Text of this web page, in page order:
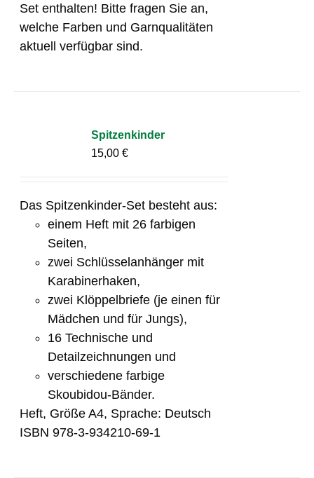
Set enthalten! Bitte fragen Sie an,
welche Farben und Garnqualitäten
aktuell verfügbar sind.
Spitzenkinder
15,00€
Das Spitzenkinder-Set besteht aus:
einem Heft mit 26 farbigen
Seiten,
zwei Schlüsselanhänger mit
Karabinerhaken,
zwei Klöppelbriefe (je einen für
Mädchen und für Jungs),
16 Technische und
Detailzeichnungen und
verschiedene farbige
Skoubidou-Bänder.
Heft, Größe A4, Sprache: Deutsch
ISBN 978-3-934210-69-1